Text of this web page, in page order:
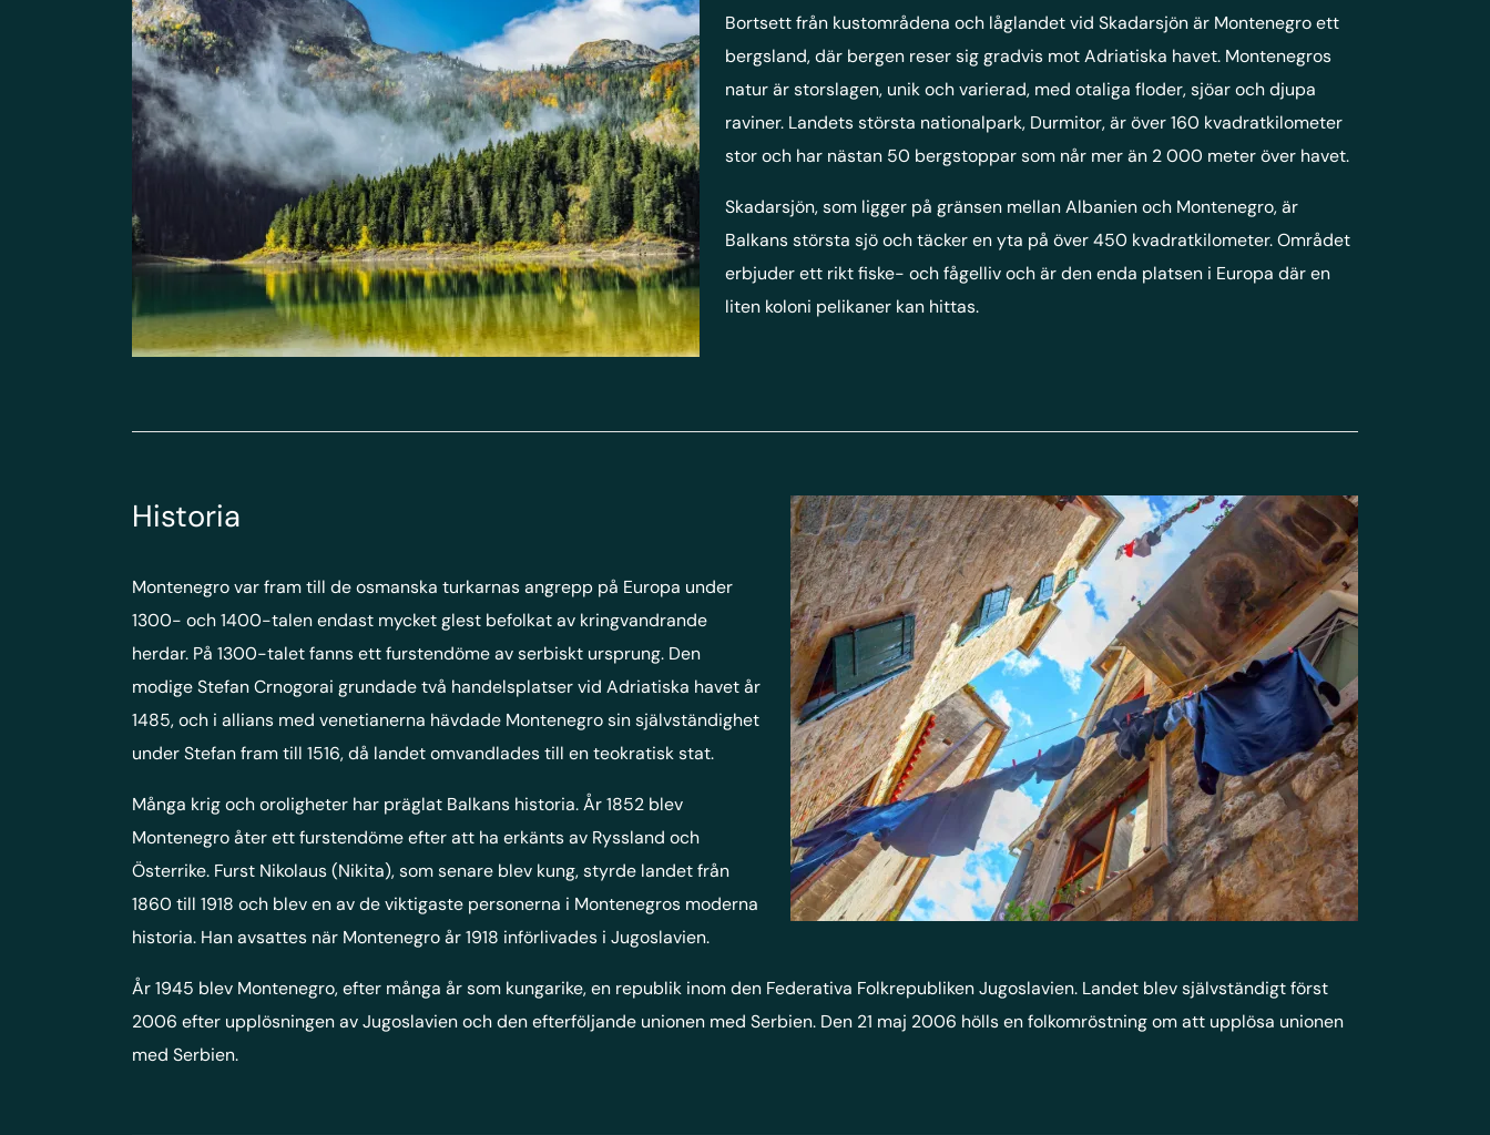
Bortsett från kustområdena och låglandet vid Skadarsjön är Montenegro ett
bergsland, där bergen reser sig gradvis mot Adriatiska havet. Montenegros
natur är storslagen, unik och varierad, med otaliga floder, sjöar och djupa
raviner. Landets största nationalpark, Durmitor, är över 160 kvadratkilometer
stor och har nästan 50 bergstoppar som når mer än 2 000 meter över havet.
Skadarsjön, som ligger på gränsen mellan Albanien och Montenegro, är
Balkans största sjö och täcker en yta på över 450 kvadratkilometer. Området
erbjuder ett rikt fiske- och fågelliv och är den enda platsen i Europa där en
liten koloni pelikaner kan hittas.
Historia
Montenegro var fram till de osmanska turkarnas angrepp på Europa under
1300- och 1400-talen endast mycket glest befolkat av kringvandrande
herdar. På 1300-talet fanns ett furstendöme av serbiskt ursprung. Den
modige Stefan Crnogorai grundade två handelsplatser vid Adriatiska havet år
1485, och i allians med venetianerna hävdade Montenegro sin självständighet
under Stefan fram till 1516, då landet omvandlades till en teokratisk stat.
Många krig och oroligheter har präglat Balkans historia. År 1852 blev
Montenegro åter ett furstendöme efter att ha erkänts av Ryssland och
Österrike. Furst Nikolaus (Nikita), som senare blev kung, styrde landet från
1860 till 1918 och blev en av de viktigaste personerna i Montenegros moderna
historia. Han avsattes när Montenegro år 1918 införlivades i Jugoslavien.
År 1945 blev Montenegro, efter många år som kungarike, en republik inom den Federativa Folkrepubliken Jugoslavien. Landet blev självständigt först
2006 efter upplösningen av Jugoslavien och den efterföljande unionen med Serbien. Den 21 maj 2006 hölls en folkomröstning om att upplösa unionen
med Serbien.